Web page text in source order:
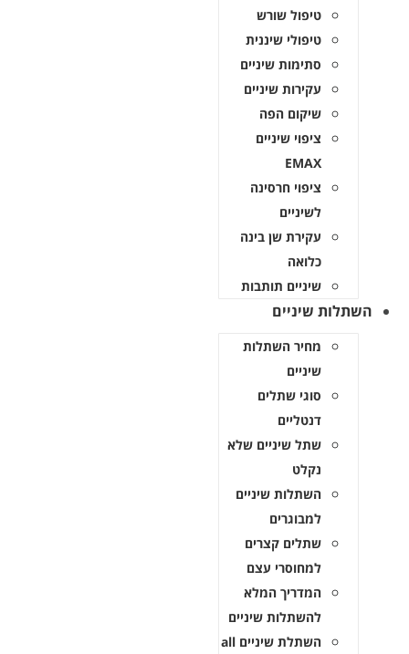
טיפול שורש
טיפולי שיננית
סתימות שיניים
עקירות שיניים
שיקום הפה
ציפוי שיניים
ציפוי חרסינה
עקירת שן בינה
שיניים תותבות
שיניים
מחיר השתלות
סוגי שתלים
שתל שיניים שלא
השתלות שיניים
שתלים קצרים
למחוסרי עצם
המדריך המלא
להשתלות שיניים
השתלת שיניים all